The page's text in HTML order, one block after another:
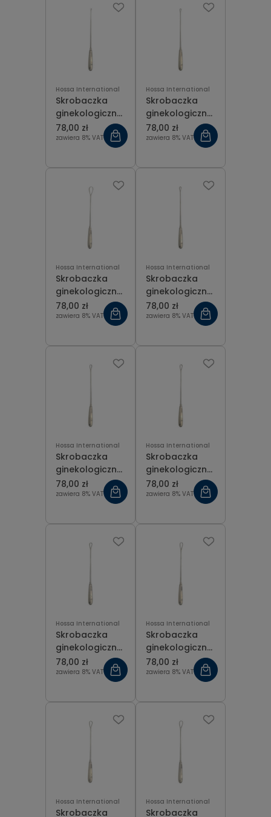
Hossa International
Skrobaczka
ginekologiczna
ostra Recamier
fig 00 (5 mm),
78,00 zł
zawiera 8% VAT
Hossa International
Skrobaczka
ginekologiczna
ostra Recamier
fig 1 (7 mm), dł.
78,00 zł
zawiera 8% VAT
Hossa International
Skrobaczka
ginekologiczna
ostra Recamier
fig 10 (20 mm),
78,00 zł
zawiera 8% VAT
Hossa International
Skrobaczka
ginekologiczna
ostra Recamier
fig 2 (8 mm), dł.
78,00 zł
zawiera 8% VAT
Hossa International
Skrobaczka
ginekologiczna
ostra Recamier
fig 3 (9 mm), dł.
78,00 zł
zawiera 8% VAT
Hossa International
Skrobaczka
ginekologiczna
ostra Recamier
fig 4 (11 mm),
78,00 zł
zawiera 8% VAT
Hossa International
Skrobaczka
ginekologiczna
ostra Recamier
fig 5 (12 mm),
78,00 zł
zawiera 8% VAT
Hossa International
Skrobaczka
ginekologiczna
ostra Recamier
fig 6 (14 mm),
78,00 zł
zawiera 8% VAT
Hossa International
Skrobaczka
Hossa International
Skrobaczka